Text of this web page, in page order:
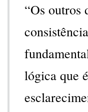
“Os outros
lógica que